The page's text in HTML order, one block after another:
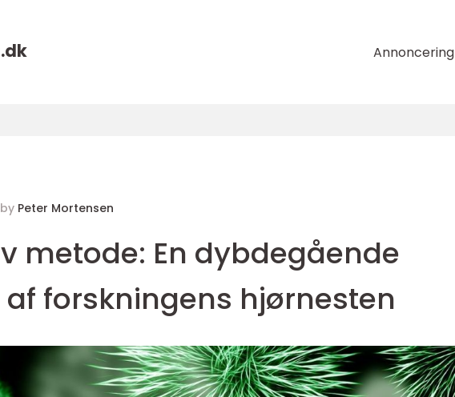
dk Annoncering
by Peter Mortensen
metode: En dybdegående
forskningens hjørnesten